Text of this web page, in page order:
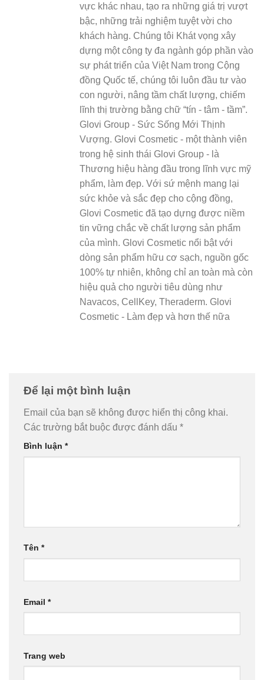
vực khác nhau, tạo ra những giá trị vượt
bậc, những trải nghiệm tuyệt vời cho
khách hàng. Chúng tôi Khát vọng xây
dựng một công ty đa ngành góp phần vào
sự phát triển của Việt Nam trong Cộng
đồng Quốc tế, chúng tôi luôn đầu tư vào
con người, nâng tầm chất lượng, chiếm
lĩnh thị trường bằng chữ “tín - tâm - tầm”.
Glovi Group - Sức Sống Mới Thịnh
Vượng. Glovi Cosmetic - một thành viên
trong hệ sinh thái Glovi Group - là
Thương hiệu hàng đầu trong lĩnh vực mỹ
phẩm, làm đẹp. Với sứ mệnh mang lại
sức khỏe và sắc đẹp cho cộng đồng,
Glovi Cosmetic đã tạo dựng được niềm
tin vững chắc về chất lượng sản phẩm
của mình. Glovi Cosmetic nổi bật với
dòng sản phẩm hữu cơ sạch, nguồn gốc
100% tự nhiên, không chỉ an toàn mà còn
hiệu quả cho người tiêu dùng như
Navacos, CellKey, Theraderm. Glovi
Cosmetic - Làm đẹp và hơn thế nữa
Để lại một bình luận
Email của bạn sẽ không được hiển thị công khai.
Các trường bắt buộc được đánh dấu *
Bình luận *
Tên *
Email *
Trang web